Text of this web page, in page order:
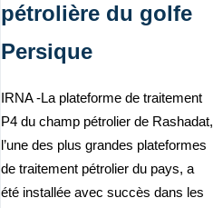
pétrolière du golfe
Persique
IRNA -La plateforme de traitement
P4 du champ pétrolier de Rashadat,
l’une des plus grandes plateformes
de traitement pétrolier du pays, a
été installée avec succès dans les